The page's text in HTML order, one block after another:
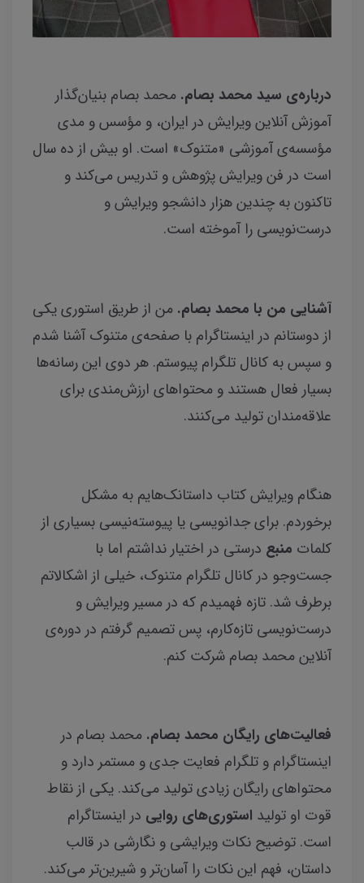
درباره‌ی سید محمد بصام. محمد بصام بنیان‌گذار
آموزش آنلاین ویرایش در ایران، و مؤسس و مدی
مؤسسه‌ی آموزشی «متنوک» است. او بیش از ده سال
است در فن ویرایش پژوهش و تدریس می‌کند و
تاکنون به چندین هزار دانشجو ویرایش و
درست‌نویسی را آموخته است.
آشنایی من با محمد بصام. من از طریق استوری یکی
از دوستانم در اینستاگرام با صفحه‌ی متنوک آشنا شدم
و سپس به کانال تلگرام پیوستم. هر دوی این رسانه‌ها
بسیار فعال هستند و محتواهای ارزش‌مندی برای
علاقه‌مندان تولید می‌کنند.
هنگام ویرایش کتاب داستانک‌هایم به مشکل
برخوردم. برای جدانویسی یا پیوسته‌نیسی بسیاری از
کلمات منبع درستی در اختیار نداشتم اما با
جست‌وجو در کانال تلگرام متنوک، خیلی از اشکالاتم
برطرف شد. تازه فهمیدم که در مسیر ویرایش و
درست‌نویسی تازه‌کارم، پس تصمیم گرفتم در دوره‌ی
آنلاین محمد بصام شرکت کنم.
فعالیت‌های رایگان محمد بصام. محمد بصام در
اینستاگرام و تلگرام فعایت جدی و مستمر دارد و
محتواهای رایگان زیادی تولید می‌کند. یکی از نقاط
قوت او تولید استوری‌های روایی در اینستاگرام
است. توضیح نکات ویرایشی و نگارشی در قالب
داستان، فهم این نکات را آسان‌تر و شیرین‌تر می‌کند.